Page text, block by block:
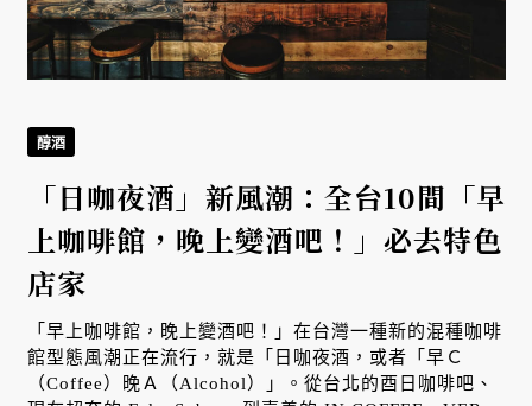
醇酒
「日咖夜酒」新風潮：全台10間「早
上咖啡館，晚上變酒吧！」必去特色
店家
「早上咖啡館，晚上變酒吧！」在台灣一種新的混種咖啡
館型態風潮正在流行，就是「日咖夜酒，或者「早Ｃ
（Coffee）晚Ａ（Alcohol）」。從台北的酉日咖啡吧、